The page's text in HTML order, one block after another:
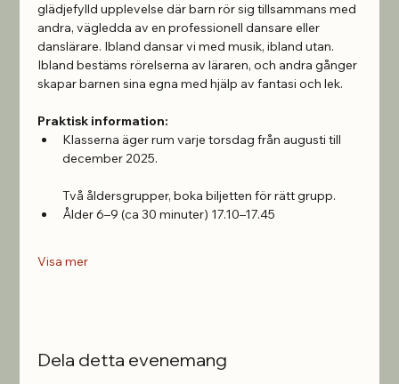
glädjefylld upplevelse där barn rör sig tillsammans med
andra, vägledda av en professionell dansare eller
danslärare. Ibland dansar vi med musik, ibland utan.
Ibland bestäms rörelserna av läraren, och andra gånger
skapar barnen sina egna med hjälp av fantasi och lek.
Praktisk information:
Klasserna äger rum varje torsdag från augusti till
december 2025.
Två åldersgrupper, boka biljetten för rätt grupp.
Ålder 6–9 (ca 30 minuter) 17.10–17.45
Visa mer
Dela detta evenemang